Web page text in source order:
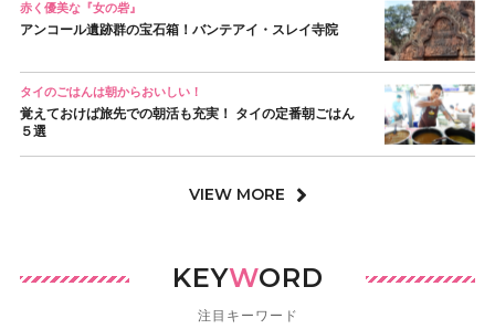
赤く優美な『女の砦』
アンコール遺跡群の宝石箱！バンテアイ・スレイ寺院
タイのごはんは朝からおいしい！
覚えておけば旅先での朝活も充実！ タイの定番朝ごはん
５選
VIEW MORE
KEYWORD
注目キーワード